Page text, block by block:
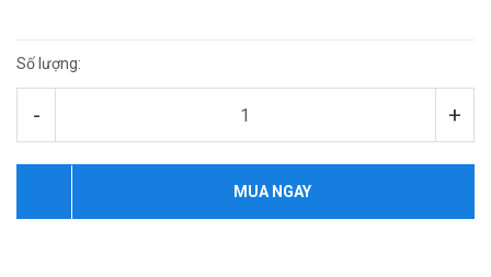
Số lượng:
- +
MUA NGAY